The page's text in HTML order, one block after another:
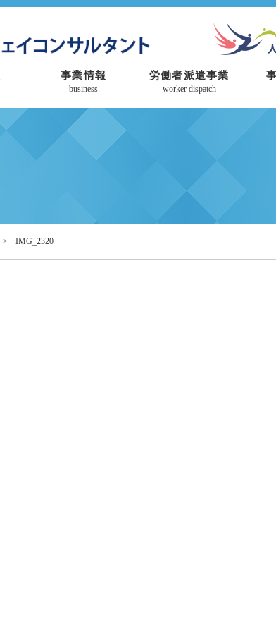
事業情報
business
労働者派遣事業
worker dispatch
> IMG_2320